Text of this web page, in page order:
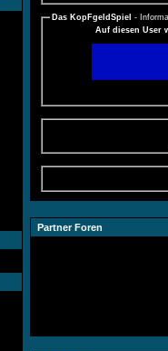
Das KopFgeldSpiel -
Auf diesen User
Partner Foren